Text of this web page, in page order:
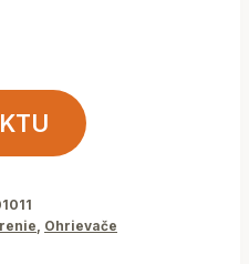
Ohrievače